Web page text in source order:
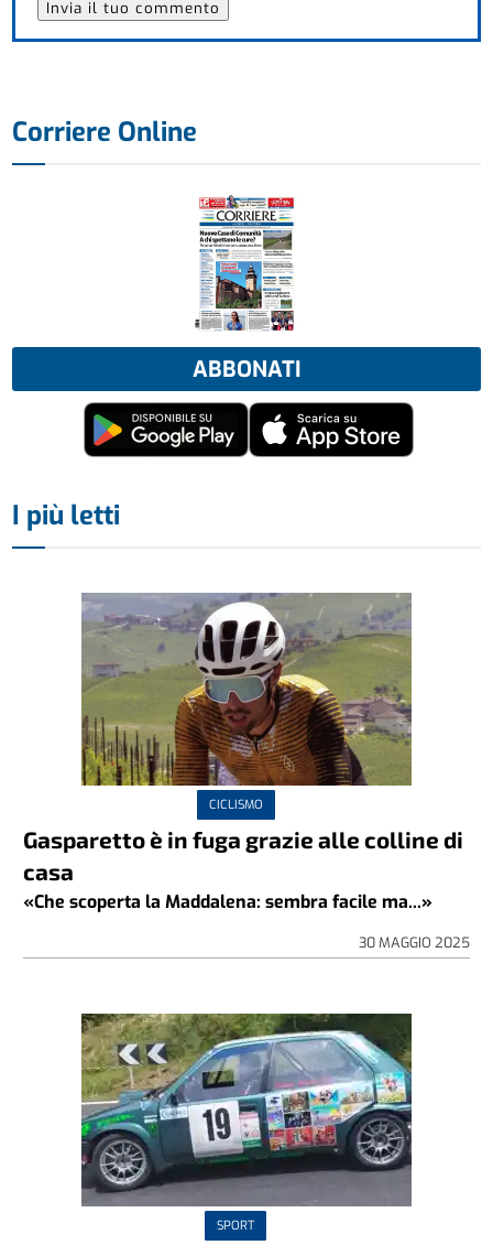
Corriere Online
ABBONATI
I più letti
CICLISMO
Gasparetto è in fuga grazie alle colline di
casa
«Che scoperta la Maddalena: sembra facile ma...»
30 MAGGIO 2025
SPORT